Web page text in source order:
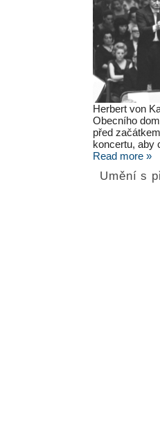
Herbert von
Obecního
před
koncertu, aby
Read more »
Umění s